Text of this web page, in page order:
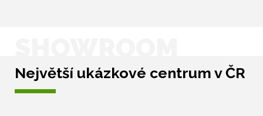
Největší ukázkové centrum v ČR